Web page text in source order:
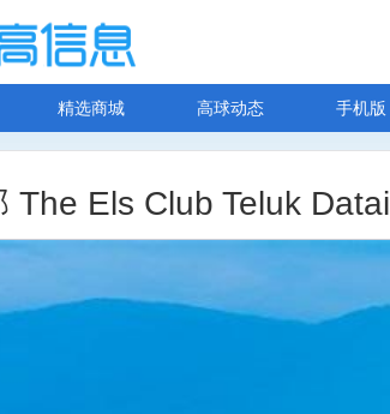
精选商城 高球动态 手机版
The Els Club Teluk Datai